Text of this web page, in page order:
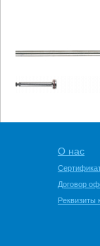
О нас
Договор
Реквизиты